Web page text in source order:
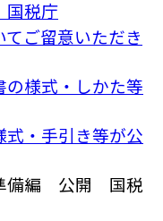
税庁
ご留意いただき
様式・しかた等
・手引き等が公
備編 公開 国税